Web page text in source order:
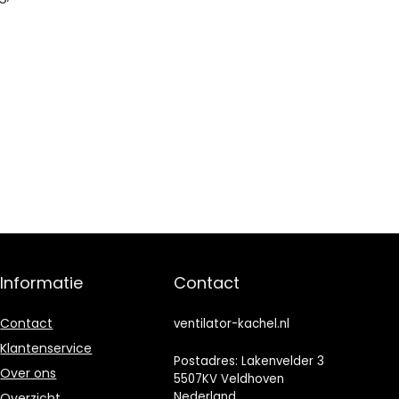
Informatie
Contact
Klantenservice
Over ons
Contact
ventilator-kachel.nl
Postadres: Lakenvelder 3
5507KV Veldhoven